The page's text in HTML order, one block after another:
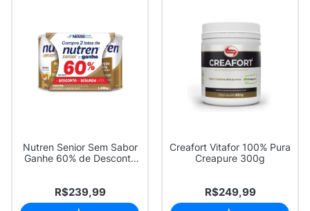
Nutren Senior Sem Sabor
Ganhe 60% de Desconto
R$239,99
Creafort Vitafor 100% Pura
Creapure 300g
R$249,99